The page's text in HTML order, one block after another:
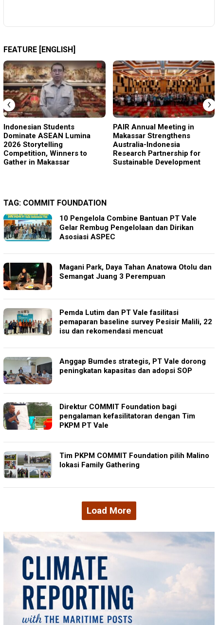
FEATURE [ENGLISH]
Indonesian Students
Dominate ASEAN Lumina
2026 Storytelling
Competition, Winners to
Gather in Makassar
PAIR Annual Meeting in
Makassar Strengthens
Australia-Indonesia
Research Partnership for
Sustainable Development
‹ ›
TAG: COMMIT FOUNDATION
10 Pengelola Combine Bantuan PT Vale
Gelar Rembug Pengelolaan dan Dirikan
Asosiasi ASPEC
Magani Park, Daya Tahan Anatowa Otolu dan
Semangat Juang 3 Perempuan
Pemda Lutim dan PT Vale fasilitasi
pemaparan baseline survey Pesisir Malili, 22
isu dan rekomendasi mencuat
Anggap Bumdes strategis, PT Vale dorong
peningkatan kapasitas dan adopsi SOP
Direktur COMMIT Foundation bagi
pengalaman kefasilitatoran dengan Tim
PKPM PT Vale
Tim PKPM COMMIT Foundation pilih Malino
lokasi Family Gathering